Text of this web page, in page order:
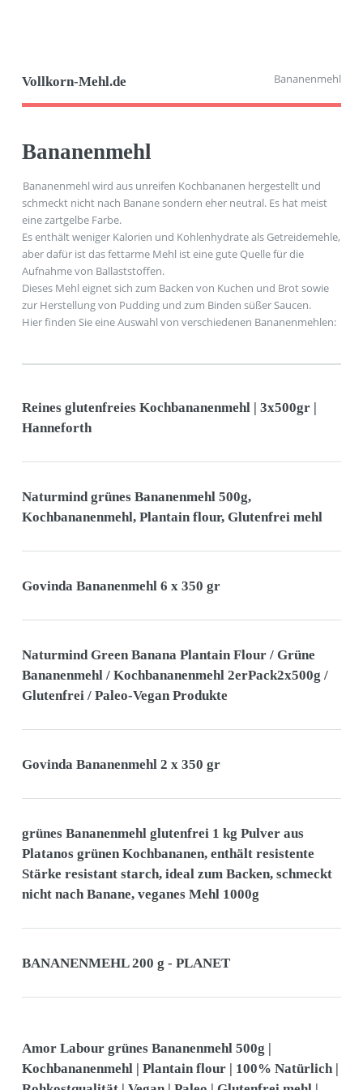
Vollkorn-Mehl.de Bananenmehl
Bananenmehl
Bananenmehl wird aus unreifen Kochbananen hergestellt und
schmeckt nicht nach Banane sondern eher neutral. Es hat meist
eine zartgelbe Farbe.
Es enthält weniger Kalorien und Kohlenhydrate als Getreidemehle,
aber dafür ist das fettarme Mehl ist eine gute Quelle für die
Aufnahme von Ballaststoffen.
Dieses Mehl eignet sich zum Backen von Kuchen und Brot sowie
zur Herstellung von Pudding und zum Binden süßer Saucen.
Hier finden Sie eine Auswahl von verschiedenen Bananenmehlen:
Reines glutenfreies Kochbananenmehl | 3x500gr |
Hanneforth
Naturmind grünes Bananenmehl 500g,
Kochbananenmehl, Plantain flour, Glutenfrei mehl
Govinda Bananenmehl 6 x 350 gr
Naturmind Green Banana Plantain Flour / Grüne
Bananenmehl / Kochbananenmehl 2erPack2x500g /
Glutenfrei / Paleo-Vegan Produkte
Govinda Bananenmehl 2 x 350 gr
grünes Bananenmehl glutenfrei 1 kg Pulver aus
Platanos grünen Kochbananen, enthält resistente
Stärke resistant starch, ideal zum Backen, schmeckt
nicht nach Banane, veganes Mehl 1000g
BANANENMEHL 200 g - PLANET
Amor Labour grünes Bananenmehl 500g |
Kochbananenmehl | Plantain flour | 100% Natürlich |